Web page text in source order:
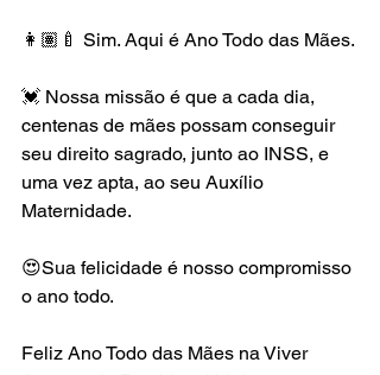
👩🏽‍🍼 Sim. Aqui é Ano Todo das Mães.
💓 Nossa missão é que a cada dia,
centenas de mães possam conseguir
seu direito sagrado, junto ao INSS, e
uma vez apta, ao seu Auxílio
Maternidade.
😍Sua felicidade é nosso compromisso
o ano todo.
Feliz Ano Todo das Mães na Viver